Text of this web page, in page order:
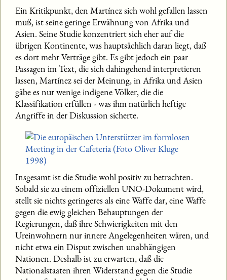
Ein Kritikpunkt, den Martínez sich wohl gefallen lassen
muß, ist seine geringe Erwähnung von Afrika und
Asien. Seine Studie konzentriert sich eher auf die
übrigen Kontinente, was hauptsächlich daran liegt, daß
es dort mehr Verträge gibt. Es gibt jedoch ein paar
Passagen im Text, die sich dahingehend interpretieren
lassen, Martínez sei der Meinung, in Afrika und Asien
gäbe es nur wenige indigene Völker, die die
Klassifikation erfüllen - was ihm natürlich heftige
Angriffe in der Diskussion sicherte.
Insgesamt ist die Studie wohl positiv zu betrachten.
Sobald sie zu einem offiziellen UNO-Dokument wird,
stellt sie nichts geringeres als eine Waffe dar, eine Waffe
gegen die ewig gleichen Behauptungen der
Regierungen, daß ihre Schwierigkeiten mit den
Ureinwohnern nur innere Angelegenheiten wären, und
nicht etwa ein Disput zwischen unabhängigen
Nationen. Deshalb ist zu erwarten, daß die
Nationalstaaten ihren Widerstand gegen die Studie